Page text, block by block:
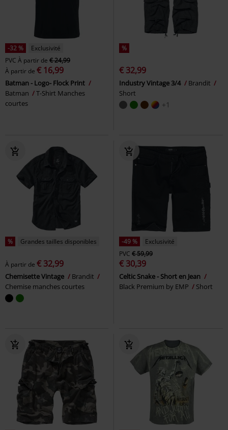
-32 %
Exclusivité
PVC À partir de € 24,99
À partir de € 16,99
Batman - Logo- Flock Print
Batman
T-Shirt Manches
courtes
%
€ 32,99
Industry Vintage 3/4
Brandit
Short
+1
% Grandes tailles disponibles
À partir de € 32,99
Chemisette Vintage
Brandit
Chemise manches courtes
-49 %
Exclusivité
PVC € 59,99
€ 30,39
Celtic Snake - Short en Jean
Black Premium by EMP
Short